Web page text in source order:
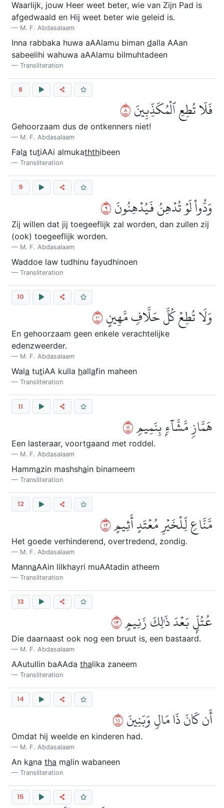
Waarlijk, jouw Heer weet beter, wie van Zijn Pad is
afgedwaald en Hij weet beter wie geleid is.
M. F. Abdasalaam
Inna rabbaka huwa aAAlamu biman dalla AAan
sabeelihi wahuwa aAAlamu bilmuhtadeen
Transliteration
8
فَلَا تُطِعِ ٱلۡمُكَذِّبِينَ٨
Gehoorzaam dus de ontkenners niet!
M. F. Abdasalaam
Fala tutiAAi almukaththibeen
Transliteration
9
وَدُّواْ لَوۡ تُدۡهِنُ فَيُدۡهِنُونَ٩
Zij willen dat jij toegeeflijk zal worden, dan zullen zij
(ook) toegeeflijk worden.
M. F. Abdasalaam
Waddoe law tudhinu fayudhinoen
Transliteration
10
وَلَا تُطِعۡ كُلَّ حَلَّافٖ مَّهِينٍ٠١
En gehoorzaam geen enkele verachtelijke
edenzweerder.
M. F. Abdasalaam
Wala tutiAA kulla hallafin maheen
Transliteration
11
هَمَّازٖ مَّشَّآءِۭ بِنَمِيمٖ١١
Een lasteraar, voortgaand met roddel.
M. F. Abdasalaam
Hammazin mashshain binameem
Transliteration
12
مَّنَّاعٖ لِّلۡخَيۡرِ مُعۡتَدٍ أَثِيمٍ٢١
Het goede verhinderend, overtredend, zondig.
M. F. Abdasalaam
MannaAAin lilkhayri muAAtadin atheem
Transliteration
13
عُتُلِّۭ بَعۡدَ ذَٰلِكَ زَنِيمٍ٣١
Die daarnaast ook nog een bruut is, een bastaard.
M. F. Abdasalaam
AAutullin baAAda thalika zaneem
Transliteration
14
أَن كَانَ ذَا مَالٖ وَبَنِينَ٤١
Omdat hij weelde en kinderen had.
M. F. Abdasalaam
An kana tha malin wabaneen
Transliteration
15